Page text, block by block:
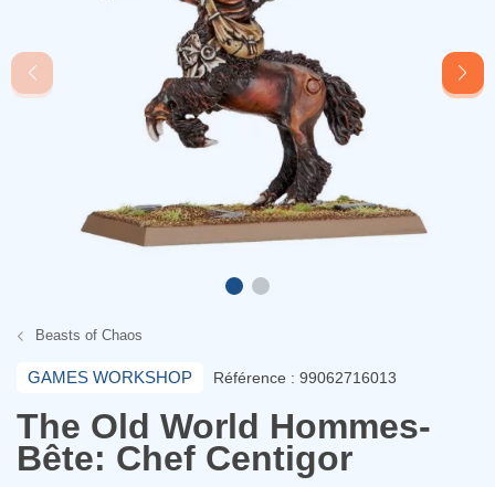
Beasts of Chaos
GAMES WORKSHOP Référence : 99062716013
The Old World Hommes-
Bête: Chef Centigor